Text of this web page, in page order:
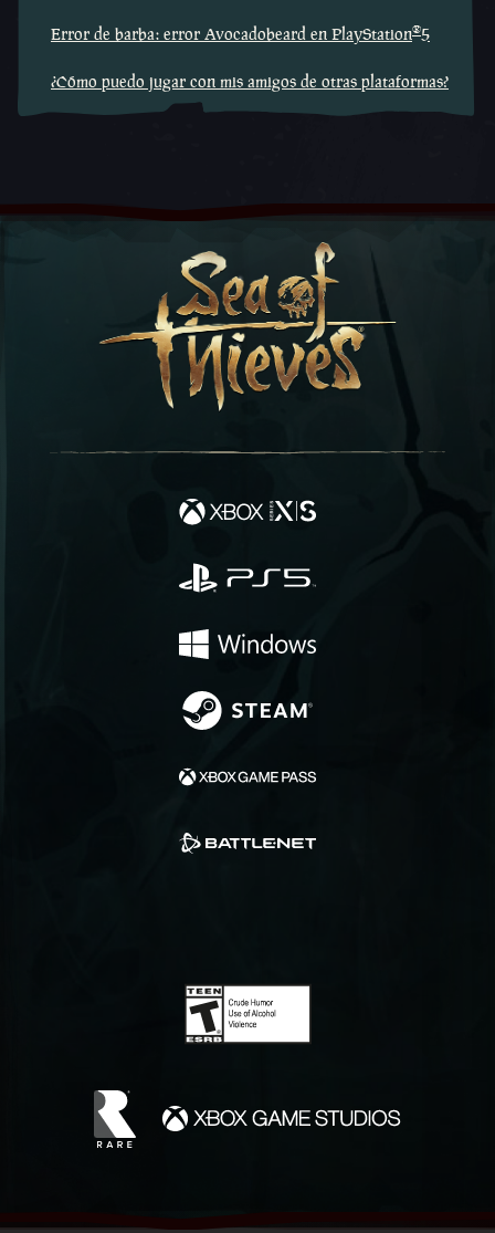
Error de barba: error Avocadobeard en PlayStation®5
¿Cómo puedo jugar con mis amigos de otras plataformas?